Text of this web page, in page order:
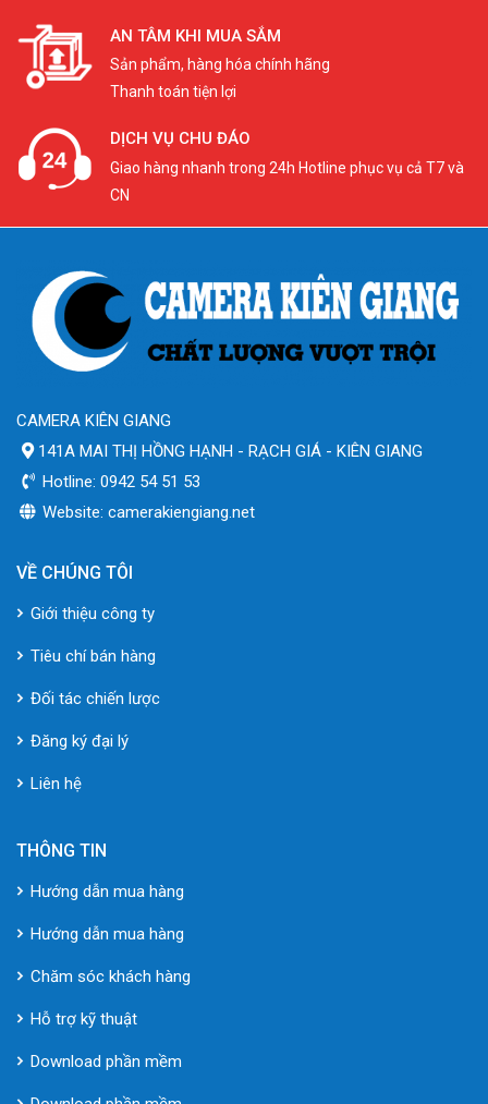
AN TÂM KHI MUA SẮM
Sản phẩm, hàng hóa chính hãng
Thanh toán tiện lợi
DỊCH VỤ CHU ĐÁO
Giao hàng nhanh trong 24h Hotline phục vụ cả T7 và
CN
CAMERA KIÊN GIANG
141A MAI THỊ HỒNG HẠNH - RẠCH GIÁ - KIÊN GIANG
Hotline: 0942 54 51 53
Website: camerakiengiang.net
VỀ CHÚNG TÔI
Giới thiệu công ty
Tiêu chí bán hàng
Đối tác chiến lược
Đăng ký đại lý
Liên hệ
THÔNG TIN
Hướng dẫn mua hàng
Hướng dẫn mua hàng
Chăm sóc khách hàng
Hỗ trợ kỹ thuật
Download phần mềm